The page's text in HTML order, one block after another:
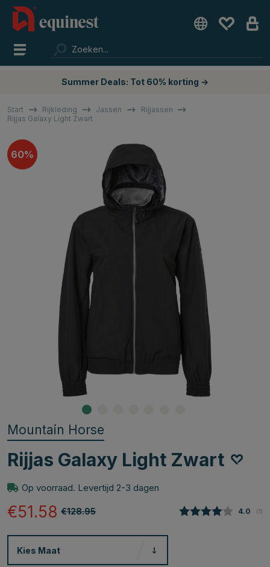
Summer Deals: Tot 60% korting →
Start Rijkleding Jassen
Rijjassen
Rijjas Galaxy Light Zwart
60%
Mountain Horse
Rijjas Galaxy Light Zwart
Op voorraad. Levertijd 2-3 dagen
€128.95
€51.58 4.0 (1)
Kies Maat